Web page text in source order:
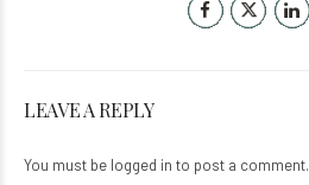
LEAVE A REPLY
You must be logged in to post a comment.